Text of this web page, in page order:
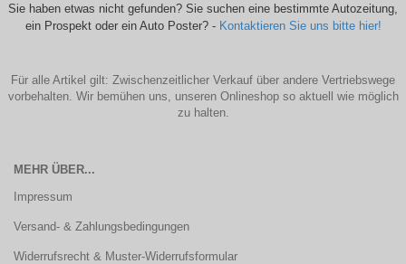
Sie haben etwas nicht gefunden? Sie suchen eine bestimmte Autozeitung,
ein Prospekt oder ein Auto Poster? - Kontaktieren Sie uns bitte hier!
Für alle Artikel gilt: Zwischenzeitlicher Verkauf über andere Vertriebswege
vorbehalten. Wir bemühen uns, unseren Onlineshop so aktuell wie möglich
zu halten.
MEHR ÜBER...
Impressum
Versand- & Zahlungsbedingungen
Widerrufsrecht & Muster-Widerrufsformular